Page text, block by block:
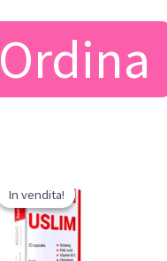
€78.00.
€39.00.
Ordina
In vendita!
In vendita!